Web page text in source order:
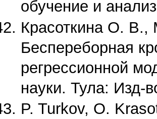
обучение и
Красоткина О.
Беспереборная
регрессионной
науки. Тула: Изд-
P. Turkov, O.